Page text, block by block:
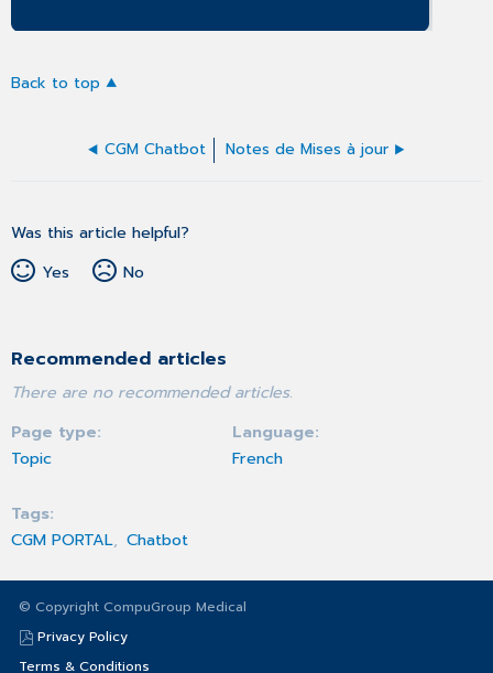
Back to top
CGM Chatbot Notes de Mises à jour
Was this article helpful?
Yes
No
Recommended articles
There are no recommended articles.
Page type
Topic
Language
French
Tags
CGM PORTAL Chatbot
© Copyright CompuGroup Medical
Privacy Policy
Terms & Conditions